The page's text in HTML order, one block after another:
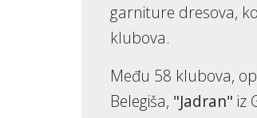
garniture dresova,
klubova.
Među 58 klubova,
Belegiša, "Jadran" iz